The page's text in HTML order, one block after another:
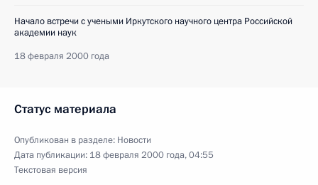
Начало встречи с учеными Иркутского научного центра Российской
академии наук
18 февраля 2000 года
Статус материала
Опубликован в разделе: Новости
Дата публикации: 18 февраля 2000 года, 04:55
Текстовая версия